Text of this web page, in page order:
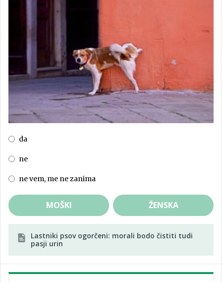
da
ne
ne vem, me ne zanima
MOŠKI ŽENSKA
Lastniki psov ogorčeni: morali bodo čistiti tudi
pasji urin